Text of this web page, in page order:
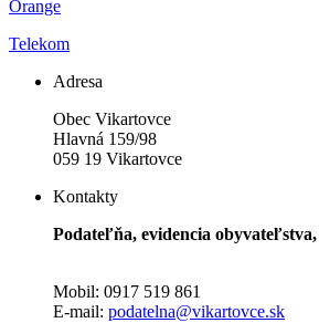
Orange
Telekom
Adresa
Obec Vikartovce
Hlavná 159/98
059 19 Vikartovce
Kontakty
Podateľňa, evidencia
Mobil: 0917 519 861
E-mail: podatelna@vikartovce.sk